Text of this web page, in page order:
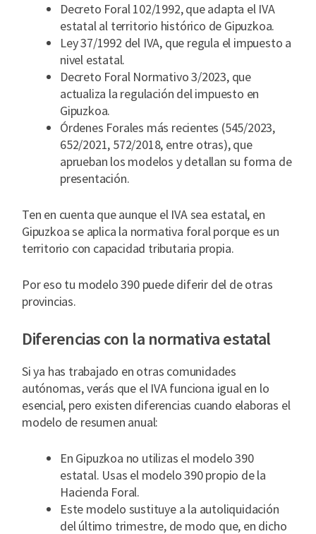
Decreto Foral 102/1992, que adapta el IVA
estatal al territorio histórico de Gipuzkoa.
Ley 37/1992 del IVA, que regula el impuesto a
nivel estatal.
Decreto Foral Normativo 3/2023, que
actualiza la regulación del impuesto en
Gipuzkoa.
Órdenes Forales más recientes (545/2023,
652/2021, 572/2018, entre otras), que
aprueban los modelos y detallan su forma de
presentación.
Ten en cuenta que aunque el IVA sea estatal, en
Gipuzkoa se aplica la normativa foral porque es un
territorio con capacidad tributaria propia.
Por eso tu modelo 390 puede diferir del de otras
provincias.
Diferencias con la normativa estatal
Si ya has trabajado en otras comunidades
autónomas, verás que el IVA funciona igual en lo
esencial, pero existen diferencias cuando elaboras el
modelo de resumen anual:
En Gipuzkoa no utilizas el modelo 390
estatal. Usas el modelo 390 propio de la
Hacienda Foral.
Este modelo sustituye a la autoliquidación
del último trimestre, de modo que, en dicho